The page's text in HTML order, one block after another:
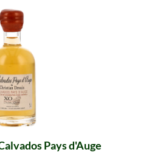
Pays d'Auge